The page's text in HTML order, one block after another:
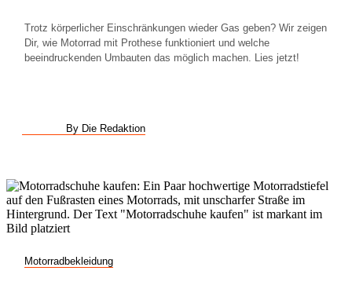
Trotz körperlicher Einschränkungen wieder Gas geben? Wir zeigen
Dir, wie Motorrad mit Prothese funktioniert und welche
beeindruckenden Umbauten das möglich machen. Lies jetzt!
By Die Redaktion
Motorradbekleidung